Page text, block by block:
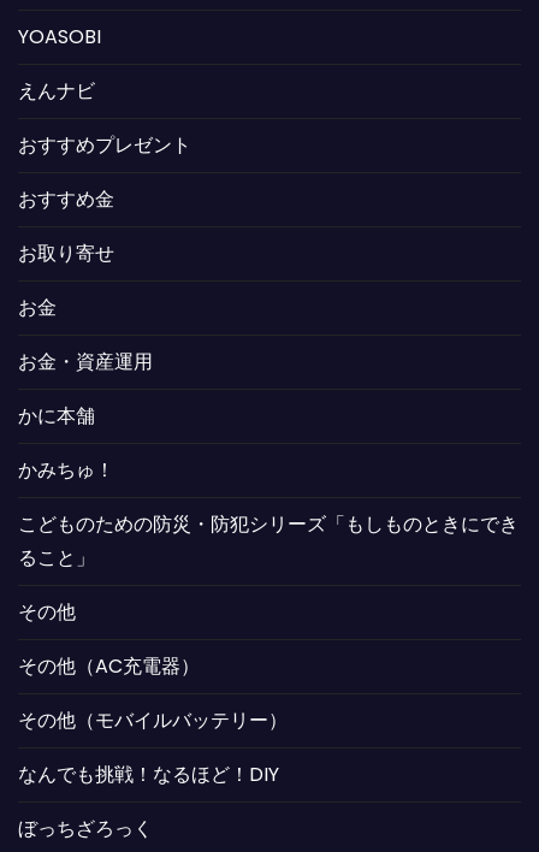
YOASOBI
えんナビ
おすすめプレゼント
おすすめ金
お取り寄せ
お金
お金・資産運用
かに本舗
かみちゅ！
こどものための防災・防犯シリーズ「もしものときにでき
ること」
その他
その他（AC充電器）
その他（モバイルバッテリー）
なんでも挑戦！なるほど！DIY
ぼっちざろっく